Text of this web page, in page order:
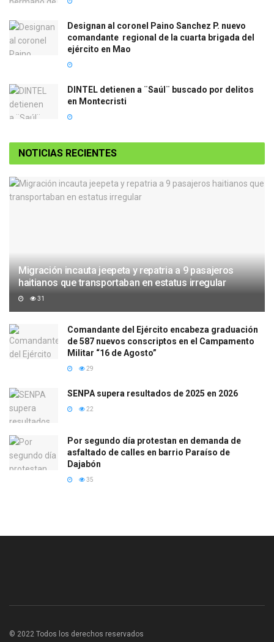
Designan al coronel Paino Sanchez P. nuevo
comandante regional de la cuarta brigada del
ejército en Mao
DINTEL detienen a ¨Saúl¨ buscado por delitos
en Montecristi
NOTICIAS RECIENTES
Migración incauta jeepeta y repatria a 9 pasajeros
haitianos que transportaban en estatus irregular
31
Comandante del Ejército encabeza graduación
de 587 nuevos conscriptos en el Campamento
Militar “16 de Agosto”
29
SENPA supera resultados de 2025 en 2026
22
Por segundo día protestan en demanda de
asfaltado de calles en barrio Paraíso de
Dajabón
35
© 2022 Todos los derechos reservados